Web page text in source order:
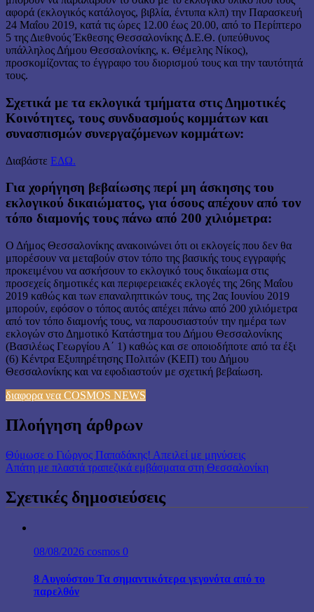
αφορά (εκλογικός κατάλογος, βιβλία, έντυπα κλπ) την Παρασκευή
24 Μαΐου 2019, κατά τις ώρες 12.00 έως 20.00, από το Περίπτερο
5 της Διεθνούς Έκθεσης Θεσσαλονίκης Δ.Ε.Θ. (υπεύθυνος
υπάλληλος Δήμου Θεσσαλονίκης, κ. Θέμελης Νίκος),
προσκομίζοντας το έγγραφο του διορισμού τους και την ταυτότητά
τους.
Σχετικά με τα εκλογικά τμήματα στις Δημοτικές
Κοινότητες, τους συνδυασμούς κομμάτων και
συνασπισμών συνεργαζόμενων κομμάτων:
Διαβάστε ΕΔΩ.
Για χορήγηση βεβαίωσης περί μη άσκησης του
εκλογικού δικαιώματος, για όσους απέχουν από τον
τόπο διαμονής τους πάνω από 200 χιλιόμετρα:
Ο Δήμος Θεσσαλονίκης ανακοινώνει ότι οι εκλογείς που δεν θα
μπορέσουν να μεταβούν στον τόπο της βασικής τους εγγραφής
προκειμένου να ασκήσουν το εκλογικό τους δικαίωμα στις
προσεχείς δημοτικές και περιφερειακές εκλογές της 26ης Μαΐου
2019 καθώς και των επαναληπτικών τους, της 2ας Ιουνίου 2019
μπορούν, εφόσον ο τόπος αυτός απέχει πάνω από 200 χιλιόμετρα
από τον τόπο διαμονής τους, να παρουσιαστούν την ημέρα των
εκλογών στο Δημοτικό Κατάστημα του Δήμου Θεσσαλονίκης
(Βασιλέως Γεωργίου Α΄ 1) καθώς και σε οποιοδήποτε από τα έξι
(6) Κέντρα Εξυπηρέτησης Πολιτών (ΚΕΠ) του Δήμου
Θεσσαλονίκης και να εφοδιαστούν με σχετική βεβαίωση.
διαφορα νεα COSMOS NEWS
Πλοήγηση άρθρων
Θύμωσε ο Γιώργος Παπαδάκης! Απειλεί με μηνύσεις
Απάτη με πλαστά τραπεζικά εμβάσματα στη Θεσσαλονίκη
Σχετικές δημοσιεύσεις
08/08/2026 cosmos 0
8 Αυγούστου Τα σημαντικότερα γεγονότα από το
παρελθόν